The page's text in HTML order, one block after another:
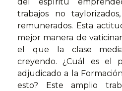
trabajos no
remunerados. Esta
mejor manera de
el que la clase
creyendo. ¿Cuál es el
adjudicado a la
esto? Este amplio